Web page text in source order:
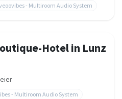
- Multiroom Audio System
Hotel in Lunz
- Multiroom Audio System